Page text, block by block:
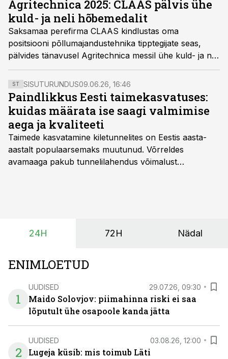
digiühenduvus ja alles hiljaaegu projekteeritud vaikne
kabiin.
Agritechnica 2025: CLAAS pälvis ühe
kuld- ja neli hõbemedalit
Saksamaa perefirma CLAAS kindlustas oma
positsiooni põllumajandustehnika tipptegijate seas,
pälvides tänavusel Agritechnica messil ühe kuld- ja neli
hõbemedalit. Autasud toodi koju järgmise põlvkonna
heinapressi, uuenduslike silokombainide, tehisintellektil
põhineva hekselduskvaliteedi juhtimissüsteemi ning
nutika jõuülekande juhtsüsteemi eest.
ST SISUTURUNDUS09.06.26, 16:46
Paindlikkus Eesti taimekasvatuses:
kuidas määrata ise saagi valmimise
aega ja kvaliteeti
Taimede kasvatamine kiletunnelites on Eestis aasta-
aastalt populaarsemaks muutunud. Võrreldes
avamaaga pakub tunnelilahendus võimalust
24H 72H Nädal
ENIMLOETUD
1
UUDISED 29.07.26, 09:30
Maido Solovjov: piimahinna riski ei saa
lõputult ühe osapoole kanda jätta
2
UUDISED 03.08.26, 12:00
Lugeja küsib: mis toimub Läti